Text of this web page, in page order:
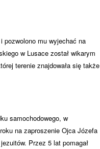
pozwolono mu wyjechać na
w Lusace został wikarym
terenie znajdowała się także
samochodowego, w
na zaproszenie Ojca Józefa
Przez 5 lat pomagał